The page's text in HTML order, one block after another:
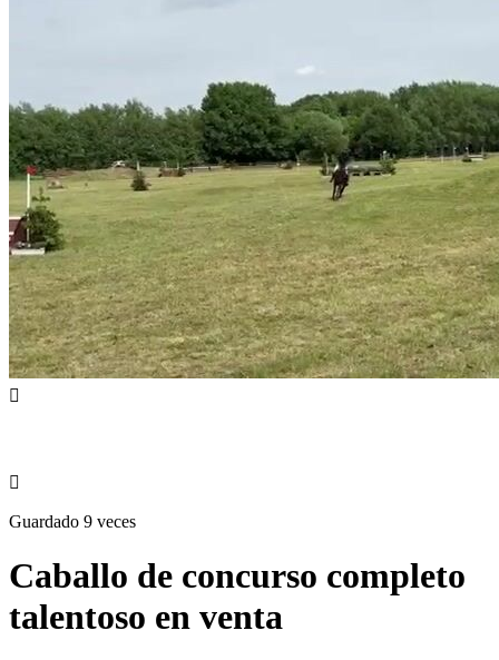


Guardado 9 veces
Caballo de concurso completo
talentoso en venta